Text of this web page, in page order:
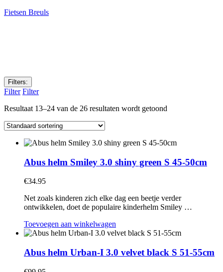
Fietsen Breuls
Filters:
Filter Filter
Resultaat 13–24 van de 26 resultaten wordt getoond
Abus helm Smiley 3.0 shiny green S 45-50cm
€34.95
Net zoals kinderen zich elke dag een beetje verder
ontwikkelen, doet de populaire kinderhelm Smiley …
Toevoegen aan winkelwagen
Abus helm Urban-I 3.0 velvet black S 51-55cm